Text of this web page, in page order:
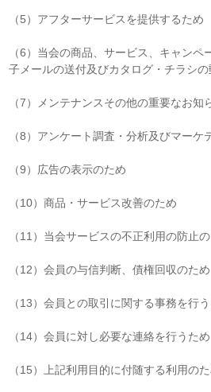
（5）アフターサービスを提供するため
（6）当会の商品、サービス、キャン
子メールの送付及びカタログ・チラシ
（7）メンテナンスその他の重要なお知
（8）アンケート調査・分析及びマーケ
（9）広告の表示のため
（10）商品・サービス改善のため
（11）当会サービスの不正利用の防止
（12）会員の与信判断、債権回収のため
（13）会員との取引に関する事務を行
（14）会員に対し必要な連絡を行うため
（15）上記利用目的に付随する利用の